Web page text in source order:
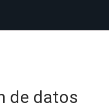
de datos